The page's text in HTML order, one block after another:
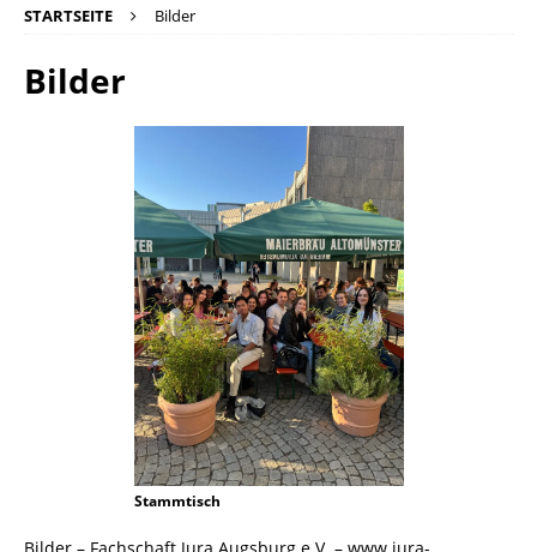
STARTSEITE Bilder
Bilder
Stammtisch